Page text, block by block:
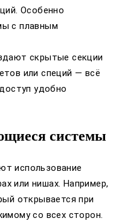
Особенно
с плавным
скрытые секции
или специй — всё
удобно
системы
использование
или нишах. Например,
открывается при
со всех сторон.